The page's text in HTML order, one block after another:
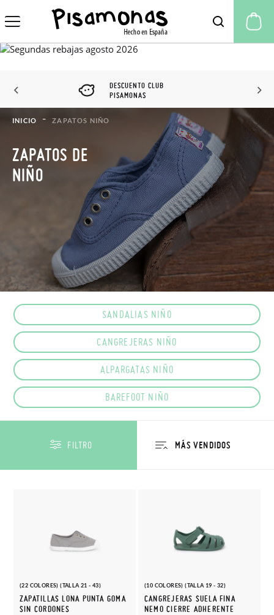
DESCUENTO CLUB
PISAMONAS
INICIO ZAPATOS NIÑO
ZAPATOS DE
NIÑO
SANDALIAS NIÑO
CANGREJERAS NIÑO
ALPARGATAS NIÑO
BAREFOOT NIÑO
FILTRO
(22 COLORES) (TALLA 21 - 43)
ZAPATILLAS LONA PUNTA GOMA
SIN CORDONES
(10 COLORES) (TALLA 19 - 32)
CANGREJERAS SUELA FINA
NEMO CIERRE ADHERENTE